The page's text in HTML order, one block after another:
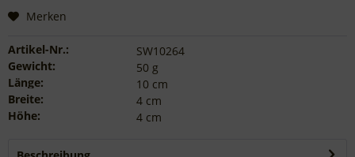
Merken
Artikel-Nr.:
SW10264
Gewicht:
50 g
Länge:
10 cm
Breite:
4 cm
Höhe:
4 cm